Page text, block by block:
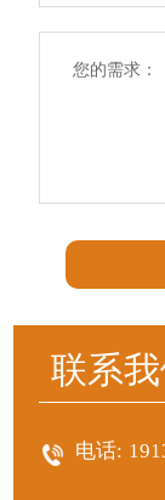
您的需求：
联系
电话: